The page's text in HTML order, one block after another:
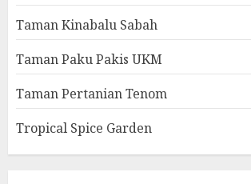
Taman Kinabalu Sabah
Taman Paku Pakis UKM
Taman Pertanian Tenom
Tropical Spice Garden